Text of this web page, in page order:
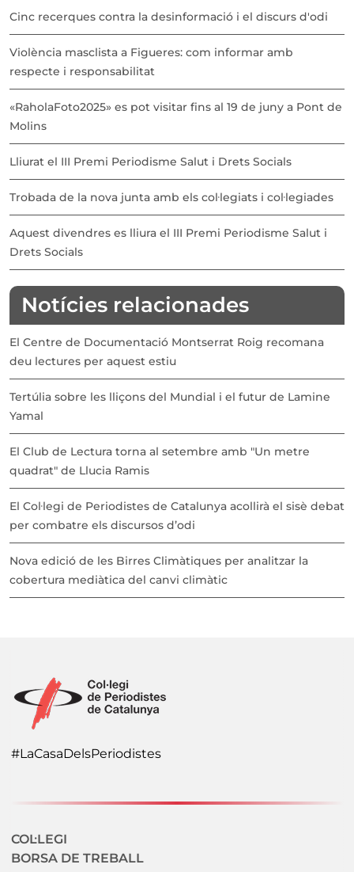
Cinc recerques contra la desinformació i el discurs d'odi
Violència masclista a Figueres: com informar amb
respecte i responsabilitat
«RaholaFoto2025» es pot visitar fins al 19 de juny a Pont de
Molins
Lliurat el III Premi Periodisme Salut i Drets Socials
Trobada de la nova junta amb els col·legiats i col·legiades
Aquest divendres es lliura el III Premi Periodisme Salut i
Drets Socials
Notícies relacionades
El Centre de Documentació Montserrat Roig recomana
deu lectures per aquest estiu
Tertúlia sobre les lliçons del Mundial i el futur de Lamine
Yamal
El Club de Lectura torna al setembre amb "Un metre
quadrat" de Llucia Ramis
El Col·legi de Periodistes de Catalunya acollirà el sisè debat
per combatre els discursos d’odi
Nova edició de les Birres Climàtiques per analitzar la
cobertura mediàtica del canvi climàtic
#LaCasaDelsPeriodistes
Navegació secundaria
COL·LEGI
BORSA DE TREBALL